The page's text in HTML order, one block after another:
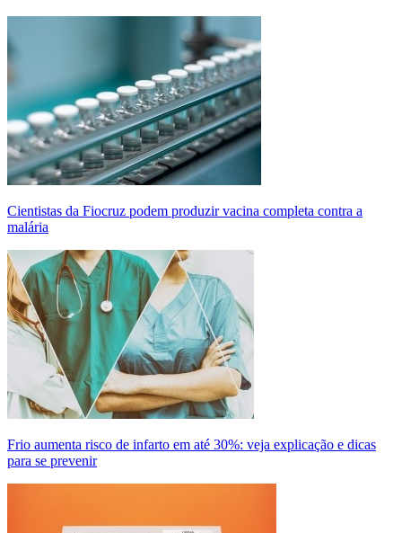
Cientistas da Fiocruz podem produzir vacina completa contra a
malária
Frio aumenta risco de infarto em até 30%: veja explicação e dicas
para se prevenir